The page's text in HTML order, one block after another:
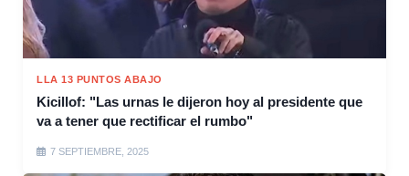
LLA 13 PUNTOS ABAJO
Kicillof: "Las urnas le dijeron hoy al presidente que
va a tener que rectificar el rumbo"
7 SEPTIEMBRE, 2025